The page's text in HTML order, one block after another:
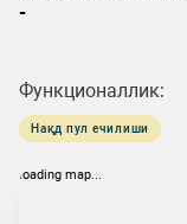
-
Функционаллик:
Нақд пул ечилиши
loading map...